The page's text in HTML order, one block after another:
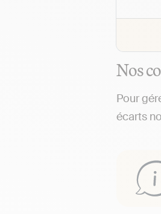
Nos
Pour
écarts